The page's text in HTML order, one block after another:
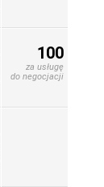
100
za usługę
do negocjacji